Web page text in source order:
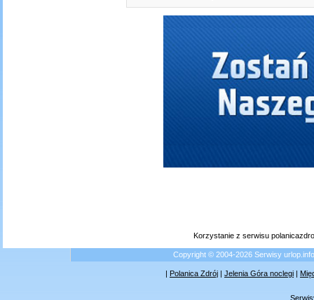
Korzystanie z serwisu
Copyright © 2004-2026 Serwisy
| Polanica Zdrój | Jelenia Góra noclegi |